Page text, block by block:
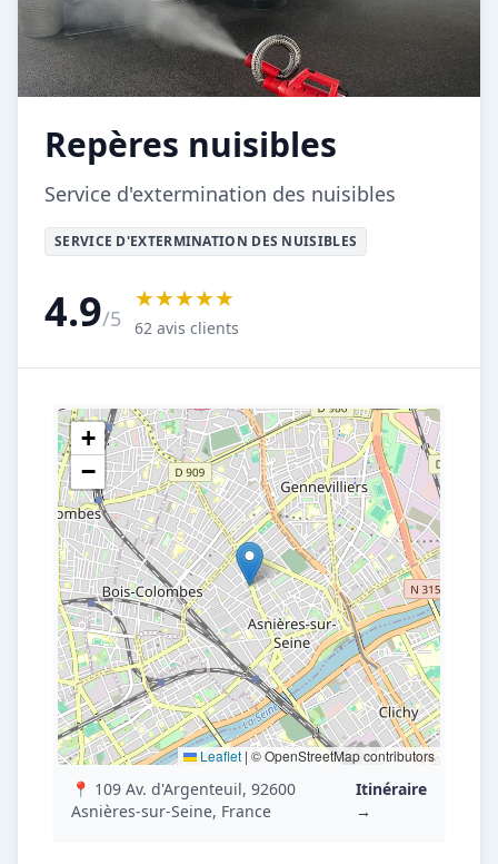
Repères nuisibles
Service d'extermination des nuisibles
SERVICE D'EXTERMINATION DES NUISIBLES
4.9/5
★★★★★
62 avis clients
+
−
Leaflet | © OpenStreetMap contributors
📍 109 Av. d'Argenteuil, 92600
Asnières-sur-Seine, France
Itinéraire
→